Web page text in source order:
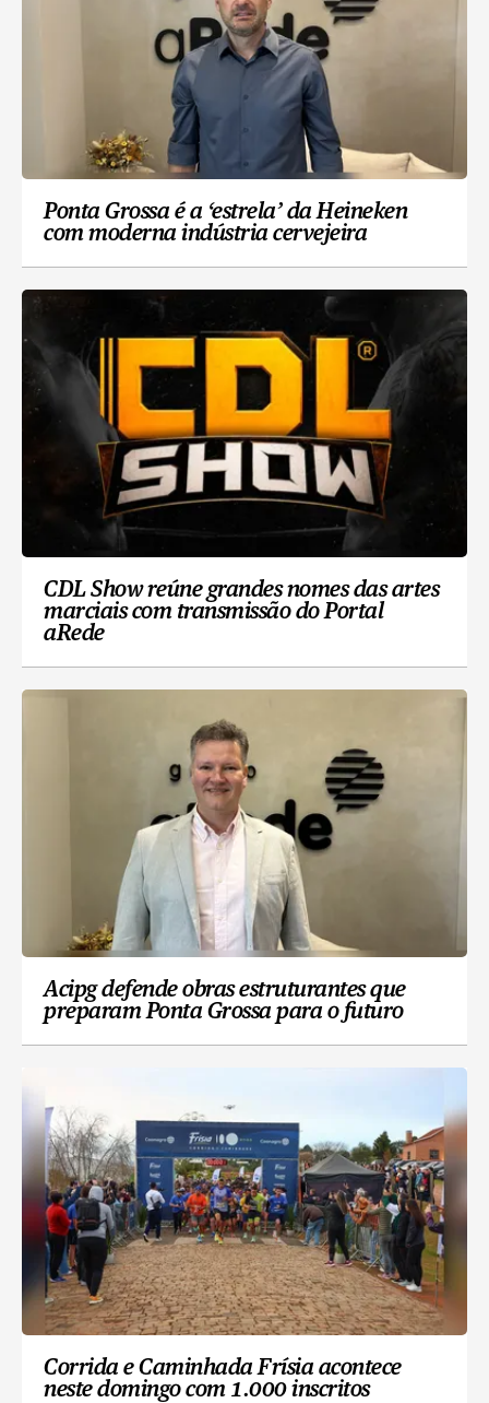
Ponta Grossa é a ‘estrela’ da Heineken
com moderna indústria cervejeira
CDL Show reúne grandes nomes das artes
marciais com transmissão do Portal
aRede
Acipg defende obras estruturantes que
preparam Ponta Grossa para o futuro
Corrida e Caminhada Frísia acontece
neste domingo com 1.000 inscritos